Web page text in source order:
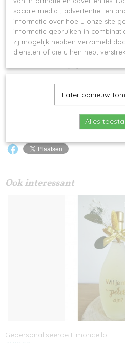
droogbloemen
Inhoud:
gepersonaliseerde witte kaart- of
gewenste tekst door in de webshop
Kaart niet inbegrepen in de prijs
Je kan de fotohouder zelf verder
Ook interessant
Gepersonaliseerde Limoncello
sociale media-, advertentie- en
informatie over hoe u onze site
informatie gebruiken in
zij mogelijk hebben verzameld
diensten of die u hen hebt
Later opnieuw
Alles